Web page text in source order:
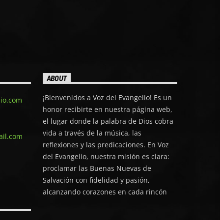
donde la verdad necesita ser
proclamada con valentía.
ABOUT
¡Bienvenidos a Voz del Evangelio! Es un
honor recibirte en nuestra página web,
el lugar donde la palabra de Dios cobra
vida a través de la música, las
reflexiones y las predicaciones. En Voz
del Evangelio, nuestra misión es clara:
proclamar las Buenas Nuevas de
Salvación con fidelidad y pasión,
alcanzando corazones en cada rincón